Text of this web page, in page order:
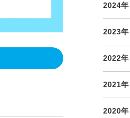
2024年
2023年
2022年
2021年
2020年